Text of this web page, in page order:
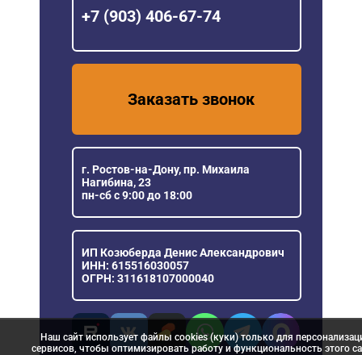
+7 (903) 406-67-74
Заказать звонок
г. Ростов-на-Дону, пр. Михаила
Нагибина, 23
пн-сб с 9:00 до 18:00
ИП Козюберда Денис Александрович
ИНН: 615516030057
ОГРН: 311618107000040
Наш сайт использует файлы cookies (куки) только для
сервисов, чтобы оптимизировать работу и функциональность этого